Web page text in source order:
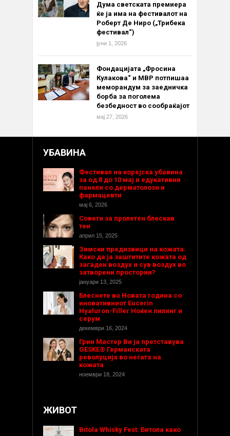
Дума светската премиера
ќе ја има на фестивалот на
Роберт Де Ниро („Трибека
фестивал“)
јуни 1, 2026
Фондацијата „Фросина
Кулакова“ и МВР потпишаа
меморандум за заедничка
борба за поголема
безбедност во сообраќајот
мај 27, 2026
УБАВИНА
Фестивал на корејска убавина
за од 8 до 10 мај и едукативни
панели со дерматолози и
фармацевти
мај 6, 2026
Совети за пролетен блескав
тен
април 15, 2025
Зимски предизвици на кожата:
Како да ја заштитите кожата од
загаден воздух и сув воздух во
затворени простории?
јануари 13, 2025
Блеснете во Новата година со
иновативниот Eucerin
Hyaluron-Filler Ноќен пилинг и
серум
декември 16, 2024
Грин Мастер Ви ја претставува
GESKE® Германската
револуција во негата на
кожата
ноември 18, 2024
ЖИВОТ
Bitola Whisky Fest: Битола како